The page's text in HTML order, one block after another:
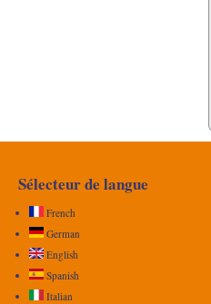
Sélecteur de langue
French
German
English
Spanish
Italian